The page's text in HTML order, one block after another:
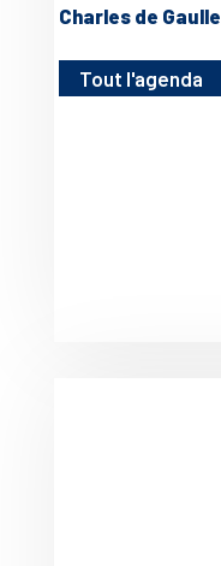
Charles de Gaulle
Tout l'agenda